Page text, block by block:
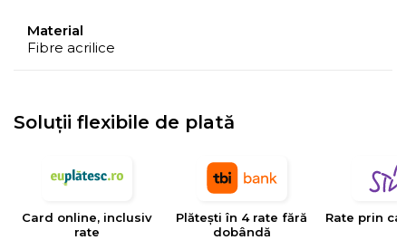
Material
Fibre acrilice
Soluții flexibile de plată
Card online, inclusiv
rate
Plătești în 4 rate fără
dobândă
Rate prin